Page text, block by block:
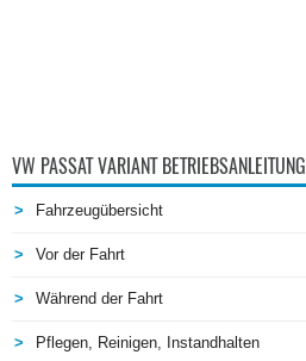
VW PASSAT VARIANT BETRIEBSANLEITUNG
Fahrzeugübersicht
Vor der Fahrt
Während der Fahrt
Pflegen, Reinigen, Instandhalten